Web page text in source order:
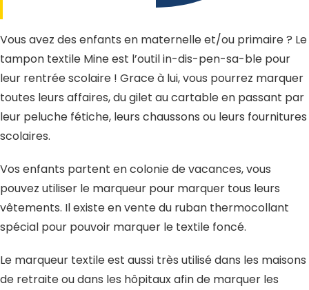
Vous avez des enfants en maternelle et/ou primaire ? Le
tampon textile Mine est l’outil in-dis-pen-sa-ble pour
leur rentrée scolaire ! Grace à lui, vous pourrez marquer
toutes leurs affaires, du gilet au cartable en passant par
leur peluche fétiche, leurs chaussons ou leurs fournitures
scolaires.
Vos enfants partent en colonie de vacances, vous
pouvez utiliser le marqueur pour marquer tous leurs
vêtements. Il existe en vente du ruban thermocollant
spécial pour pouvoir marquer le textile foncé.
Le marqueur textile est aussi très utilisé dans les maisons
de retraite ou dans les hôpitaux afin de marquer les